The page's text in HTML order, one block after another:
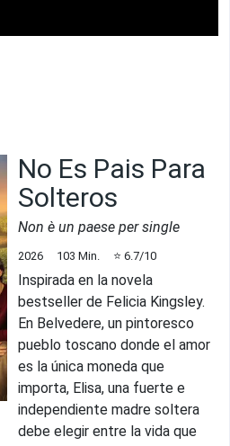
No Es Pais Para
Solteros
Non è un paese per single
2026 103 Min. ⭐ 6.7/10
Inspirada en la novela
bestseller de Felicia Kingsley.
En Belvedere, un pintoresco
pueblo toscano donde el amor
es la única moneda que
importa, Elisa, una fuerte e
independiente madre soltera
debe elegir entre la vida que